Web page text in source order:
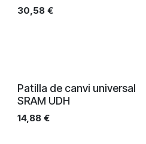
30,58€
Patilla de canvi universal
SRAM UDH
14,88€